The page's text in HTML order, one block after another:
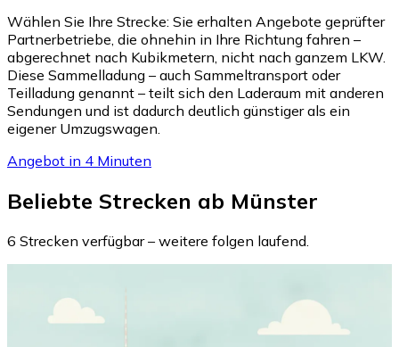
Wählen Sie Ihre Strecke: Sie erhalten Angebote geprüfter
Partnerbetriebe, die ohnehin in Ihre Richtung fahren –
abgerechnet nach Kubikmetern, nicht nach ganzem LKW.
Diese Sammelladung – auch Sammeltransport oder
Teilladung genannt – teilt sich den Laderaum mit anderen
Sendungen und ist dadurch deutlich günstiger als ein
eigener Umzugswagen.
Angebot in 4 Minuten
Beliebte Strecken ab Münster
6 Strecken verfügbar – weitere folgen laufend.